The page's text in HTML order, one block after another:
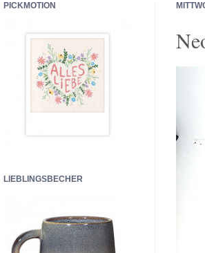
PICKMOTION
LIEBLINGSBECHER